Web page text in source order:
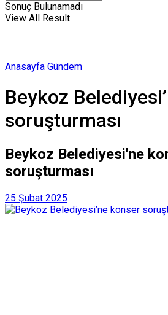
Sonuç Bulunamadı
View All Result
Anasayfa Gündem
Beykoz
soruşturması
Beykoz Belediyesi'ne
soruşturması
25 Şubat 2025